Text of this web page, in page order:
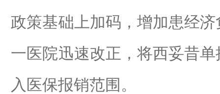
政策基础上加码，增加患经
一医院迅速改正，将西妥昔
入医保报销范围。